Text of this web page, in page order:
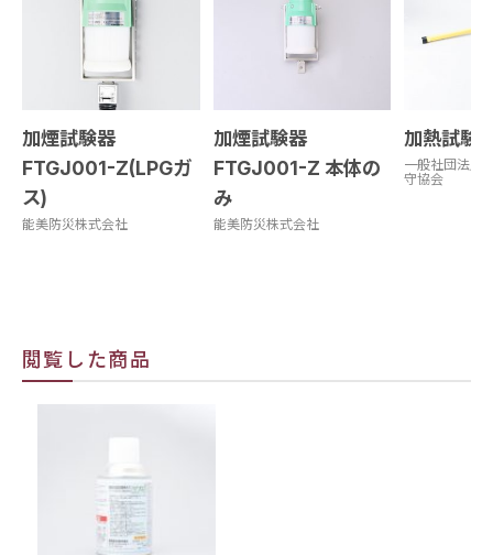
加煙試験器
FTGJ001-Z(LPGガ
ス)
能美防災株式会社
加煙試験器
FTGJ001-Z 本体の
み
能美防災株式会社
加熱試験
一般社団法人
守協会
閲覧した商品